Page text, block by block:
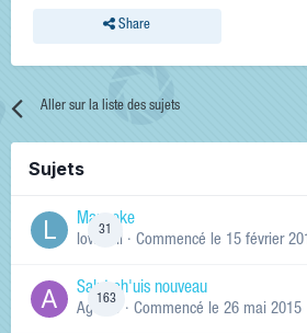
Share
Aller sur la liste des sujets
Sujets
31
Manneke
lowskill · Commencé le 15 février
163
Salut ch'uis nouveau
Ag0Nie · Commencé le 26 mai 2015